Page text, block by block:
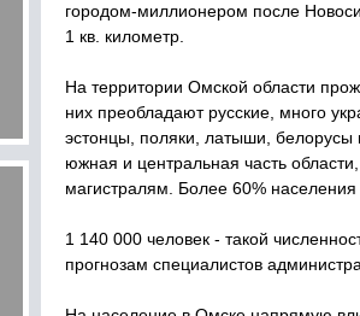
городом-миллионером после
1 кв. километр.
На территории Омской области
них преобладают русские, много
эстонцы, поляки, латыши, белорусы
южная и центральная часть
магистралям. Более 60% населения
1 140 000 человек - такой
прогнозам специалистов